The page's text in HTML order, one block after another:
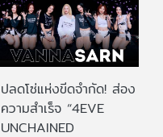
ปลดโซ่แห่งขีดจำกัด! ส่อง
ความสำเร็จ “4EVE
UNCHAINED